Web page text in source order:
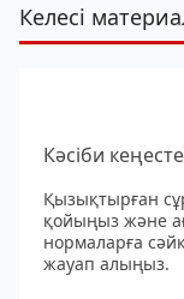
Келесі
Кәсіби
Қызықтырған
қойыңыз және
нормаларға
жауап алыңыз.